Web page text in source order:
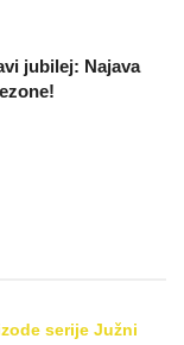
jubilej: Najava
serije Južni